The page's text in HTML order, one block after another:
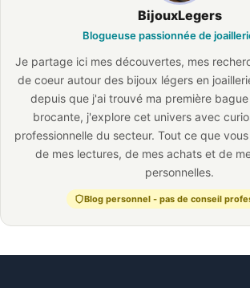
BijouxLegers
Blogueuse passionnée de
Je partage ici mes découvertes, mes
de coeur autour des bijoux légers en
depuis que j'ai trouvé ma première
brocante, j'explore cet univers avec
professionnelle du secteur. Tout ce que
de mes lectures, de mes achats et de
personnelles.
Blog personnel - pas de conseil